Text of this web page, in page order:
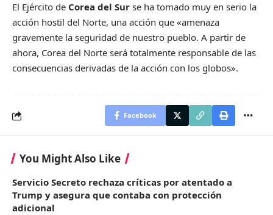
El Ejército de Corea del Sur se ha tomado muy en serio la
acción hostil del Norte, una acción que «amenaza
gravemente la seguridad de nuestro pueblo. A partir de
ahora, Corea del Norte será totalmente responsable de las
consecuencias derivadas de la acción con los globos».
Facebook
You Might Also Like
Servicio Secreto rechaza críticas por atentado a
Trump y asegura que contaba con protección
adicional